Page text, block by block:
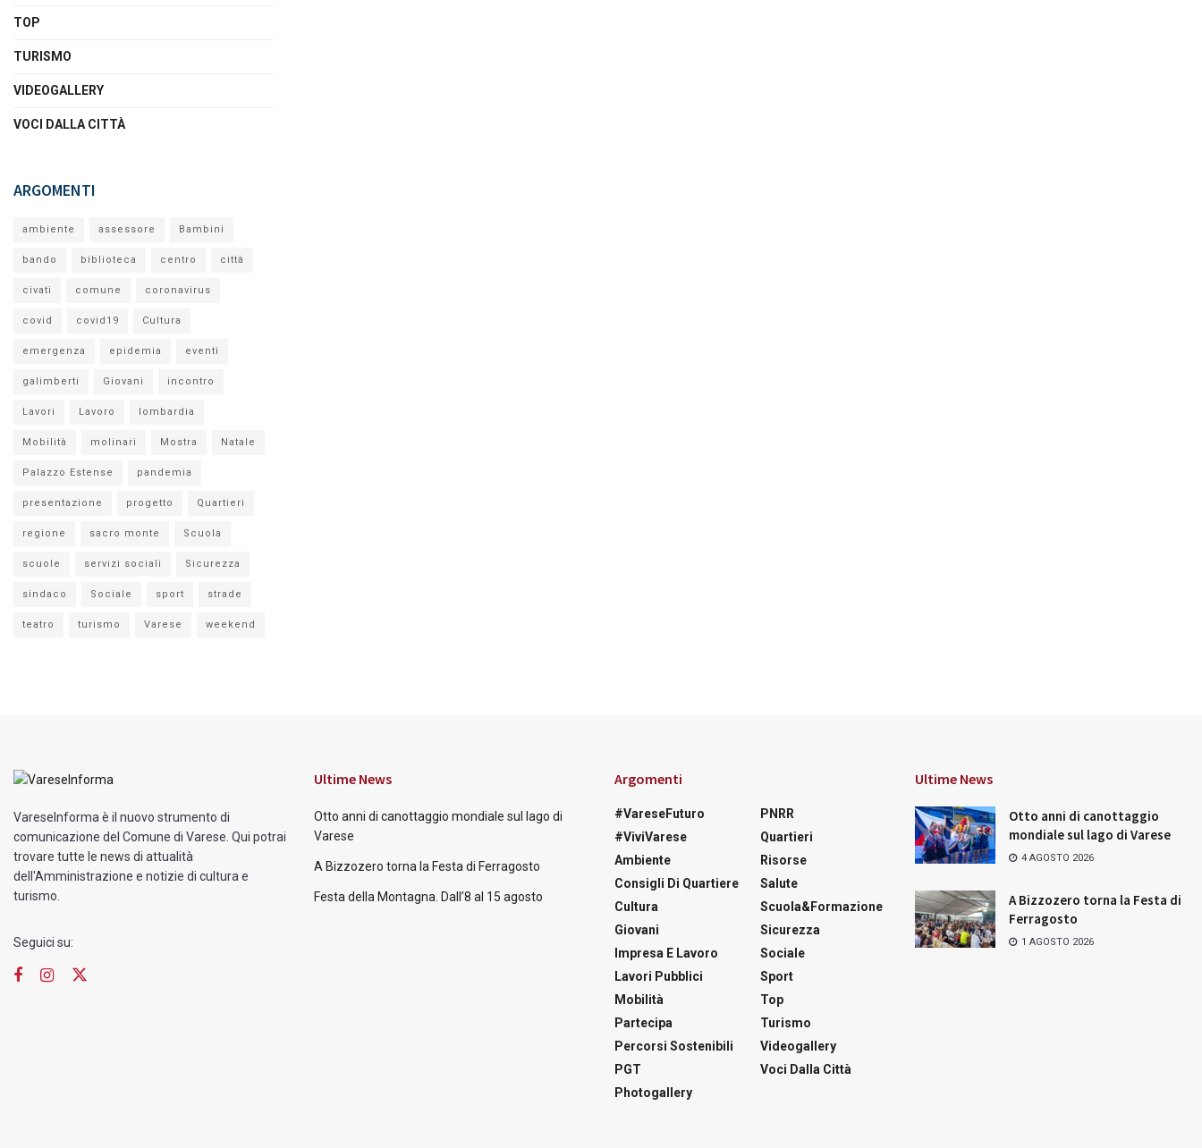
TOP
TURISMO
VIDEOGALLERY
VOCI DALLA CITTÀ
ARGOMENTI
ambiente assessore Bambini
bando biblioteca centro città
civati comune coronavirus
covid covid19 Cultura
emergenza epidemia eventi
galimberti Giovani incontro
Lavori Lavoro lombardia
Mobilità molinari Mostra Natale
Palazzo Estense pandemia
presentazione progetto Quartieri
regione sacro monte Scuola
scuole servizi sociali Sicurezza
sindaco Sociale sport strade
teatro turismo Varese weekend
VareseInforma è il nuovo strumento di
comunicazione del Comune di Varese. Qui potrai
trovare tutte le news di attualità
dell'Amministrazione e notizie di cultura e
turismo.
Seguici su:
Ultime News
Otto anni di canottaggio mondiale sul lago di
Varese
A Bizzozero torna la Festa di Ferragosto
Festa della Montagna. Dall’8 al 15 agosto
Argomenti
#VareseFuturo
#ViviVarese
Ambiente
Consigli Di Quartiere
Cultura
Giovani
Impresa E Lavoro
Lavori Pubblici
Mobilità
Partecipa
Percorsi Sostenibili
PGT
Photogallery
PNRR
Quartieri
Risorse
Salute
Scuola&Formazione
Sicurezza
Sociale
Sport
Top
Turismo
Videogallery
Voci Dalla Città
Ultime News
Otto anni di canottaggio
mondiale sul lago di Varese
4 AGOSTO 2026
A Bizzozero torna la Festa di
Ferragosto
1 AGOSTO 2026